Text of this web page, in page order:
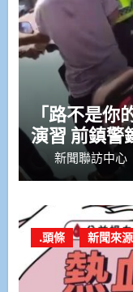
「路不是
演習 前
新聞聯訪中心
.頭條 新聞來